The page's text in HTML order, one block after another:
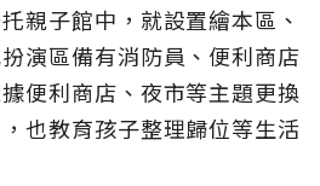
親子館中，就設置繪本區、
演區備有消防員、便利商店
便利商店、夜市等主題更換
也教育孩子整理歸位等生活